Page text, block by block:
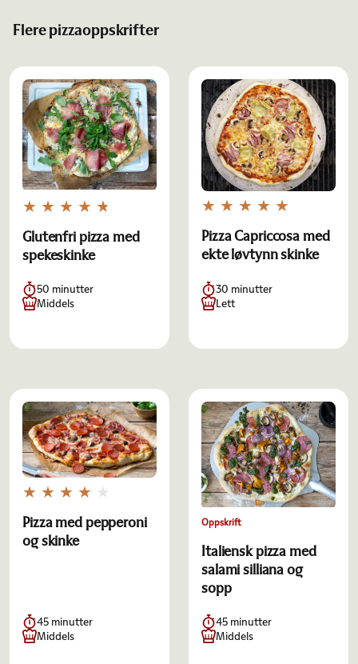
Flere pizzaoppskrifter
Glutenfri pizza med
spekeskinke
50 minutter
Middels
Pizza Capriccosa med
ekte løvtynn skinke
30 minutter
Lett
Pizza med pepperoni
og skinke
45 minutter
Middels
Oppskrift
Italiensk pizza med
salami silliana og
sopp
45 minutter
Middels